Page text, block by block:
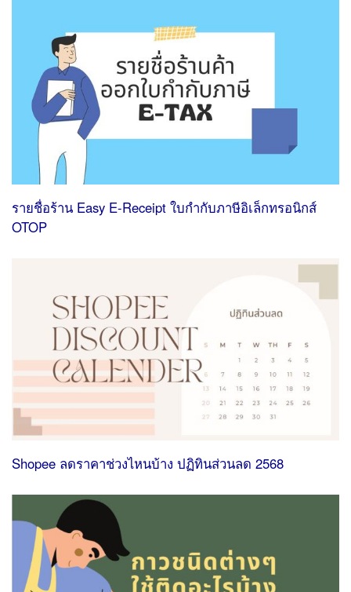
รายชื่อร้าน Easy E-Receipt ใบกํากับภาษีอิเล็กทรอนิกส์
OTOP
Shopee ลดราคาช่วงไหนบ้าง ปฏิทินส่วนลด 2568